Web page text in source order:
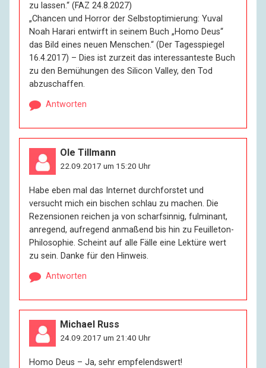
zu lassen.“ (FAZ 24.8.2027)
„Chancen und Horror der Selbstoptimierung: Yuval
Noah Harari entwirft in seinem Buch „Homo Deus“
das Bild eines neuen Menschen.“ (Der Tagesspiegel
16.4.2017) – Dies ist zurzeit das interessanteste Buch
zu den Bemühungen des Silicon Valley, den Tod
abzuschaffen.
Antworten
Ole Tillmann
22.09.2017 um 15:20 Uhr
Habe eben mal das Internet durchforstet und
versucht mich ein bischen schlau zu machen. Die
Rezensionen reichen ja von scharfsinnig, fulminant,
anregend, aufregend anmaßend bis hin zu Feuilleton-
Philosophie. Scheint auf alle Fälle eine Lektüre wert
zu sein. Danke für den Hinweis.
Antworten
Michael Russ
24.09.2017 um 21:40 Uhr
Homo Deus – Ja, sehr empfelendswert!